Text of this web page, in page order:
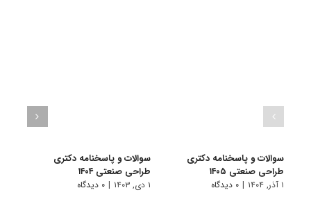
سوالات و پاسخنامه دکتری
طراحی صنعتی ۱۴۰۵
۱ آذر, ۱۴۰۴ | ۰ دیدگاه
سوالات و پاسخنامه دکتری
طراحی صنعتی ۱۴۰۴
۱ دی, ۱۴۰۳ | ۰ دیدگاه